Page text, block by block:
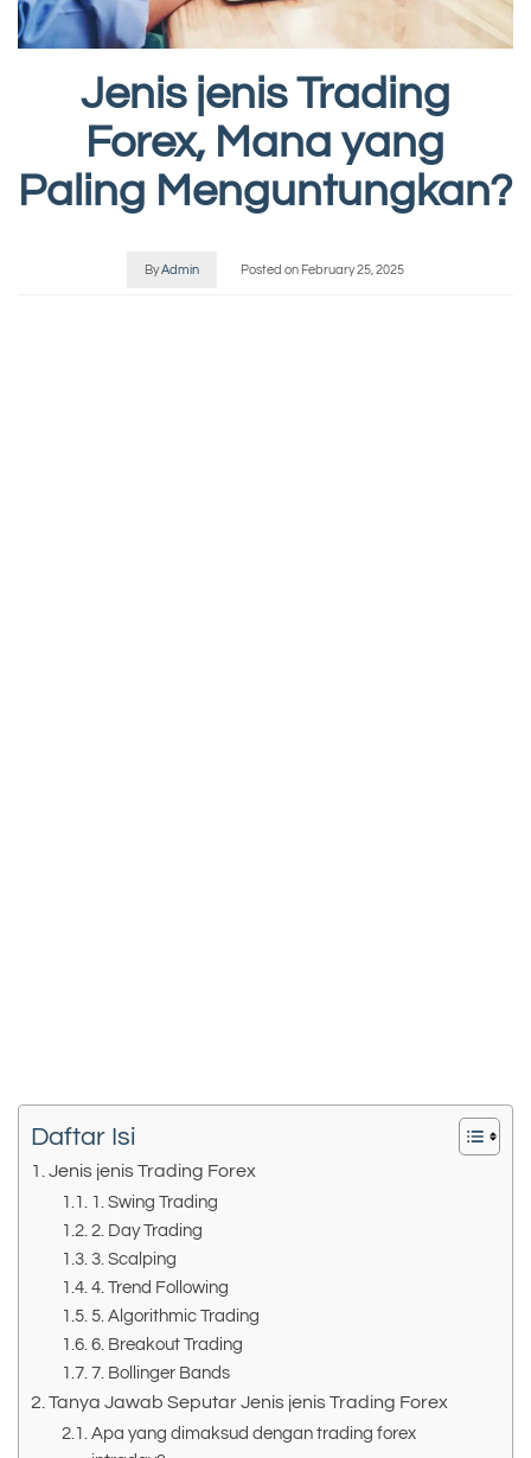
Jenis jenis Trading
Forex, Mana yang
Paling Menguntungkan?
ByAdmin Posted on February 25, 2025
Daftar Isi
Jenis jenis Trading Forex
1. Swing Trading
2. Day Trading
3. Scalping
4. Trend Following
5. Algorithmic Trading
6. Breakout Trading
7. Bollinger Bands
Tanya Jawab Seputar Jenis jenis Trading Forex
Apa yang dimaksud dengan trading forex